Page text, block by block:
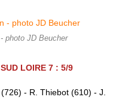
photo JD Beucher
LOIRE 7 : 5/9
- R. Thiebot (610) - J.